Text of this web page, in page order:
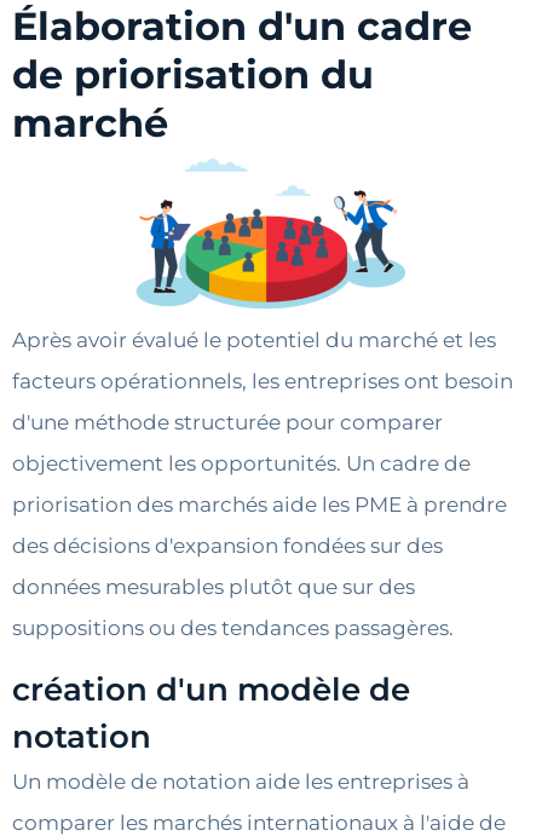
Élaboration d'un cadre
de priorisation du
marché
Après avoir évalué le potentiel du marché et les
facteurs opérationnels, les entreprises ont besoin
d'une méthode structurée pour comparer
objectivement les opportunités. Un cadre de
priorisation des marchés aide les PME à prendre
des décisions d'expansion fondées sur des
données mesurables plutôt que sur des
suppositions ou des tendances passagères.
création d'un modèle de
notation
Un modèle de notation aide les entreprises à
comparer les marchés internationaux à l'aide de